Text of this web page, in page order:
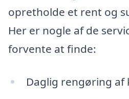
opretholde et rent og
Her er nogle af de
forvente at finde:
Daglig rengøring